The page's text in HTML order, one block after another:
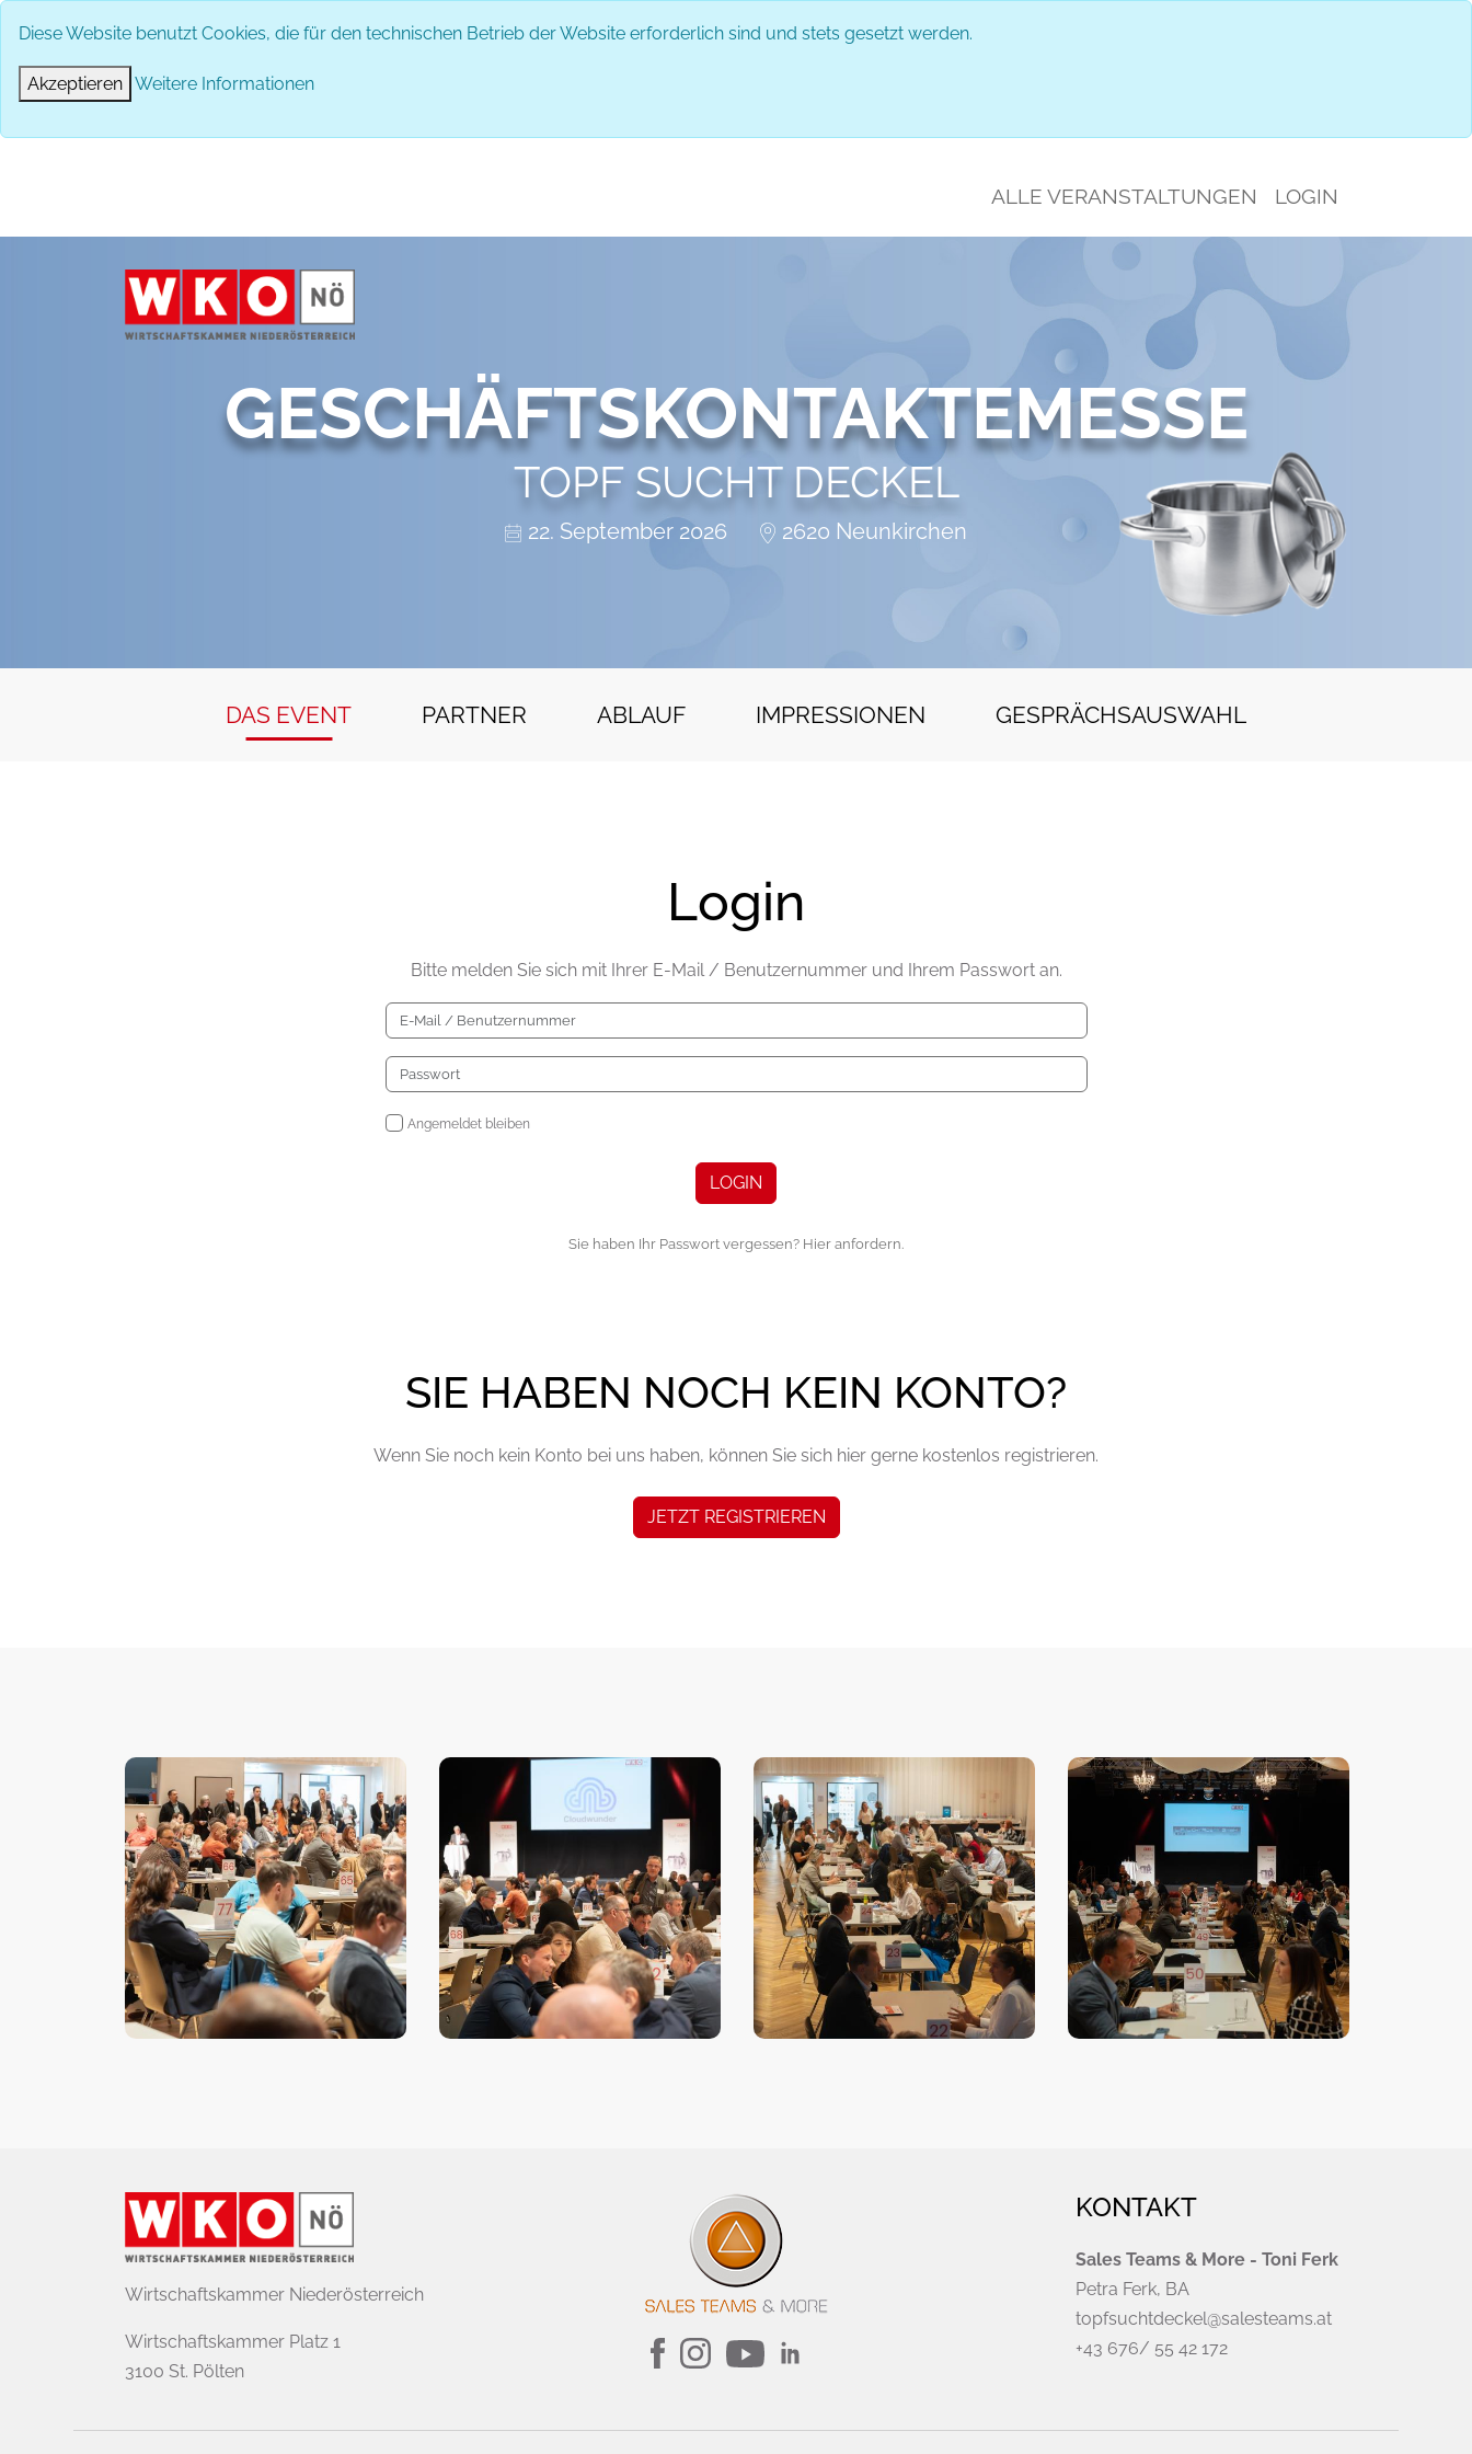
Diese Website benutzt Cookies, die für den technischen Betrieb der Website erforderlich sind und stets gesetzt werden.
Akzeptieren Weitere Informationen
ALLE VERANSTALTUNGEN LOGIN
GESCHÄFTSKONTAKTEMESSE
TOPF SUCHT DECKEL
22. September 2026 2620 Neunkirchen
DAS EVENT PARTNER ABLAUF IMPRESSIONEN GESPRÄCHSAUSWAHL
IMPRESSIONEN
Login
Bitte melden Sie sich mit Ihrer E-Mail / Benutzernummer und Ihrem Passwort an.
Angemeldet bleiben
LOGIN
Sie haben Ihr Passwort vergessen? Hier anfordern.
SIE HABEN NOCH KEIN KONTO?
Wenn Sie noch kein Konto bei uns haben, können Sie sich hier gerne kostenlos registrieren.
JETZT REGISTRIEREN
Wirtschaftskammer Niederösterreich
Wirtschaftskammer Platz 1
3100 St. Pölten
KONTAKT
Sales Teams & More - Toni Ferk
Petra Ferk, BA
topfsuchtdeckel@salesteams.at
+43 676/ 55 42 172